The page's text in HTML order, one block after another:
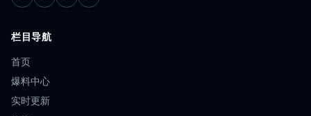
栏目导航
首页
爆料中心
实时更新